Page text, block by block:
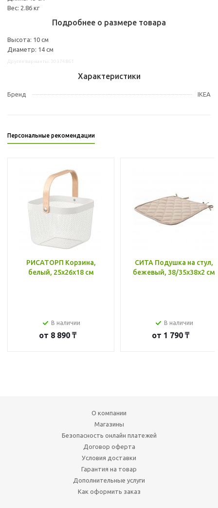
Вес: 2.86 кг
Подробнее о размере товара
Высота: 10 см
Диаметр: 14 см
Характеристики
Бренд IKEA
Персональные рекомендации
РИСАТОРП Корзина,
белый, 25x26x18 см
В наличии
от 8 890 ₸
СИТА Подушка на стул,
бежевый, 38/35x38x2 см
В наличии
от 1 790 ₸
О компании
Магазины
Безопасность онлайн платежей
Договор оферта
Условия доставки
Гарантия на товар
Дополнительные услуги
Как оформить заказ